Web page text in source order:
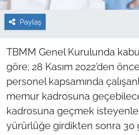
Paylaş
TBMM Genel Kurulunda
göre; 28 Kasım 2022’den
personel kapsamında
memur kadrosuna
kadrosuna geçmek
yürürlüğe girdikten sonra 30